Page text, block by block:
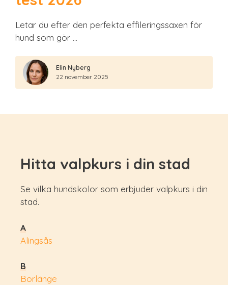
Letar du efter den perfekta effileringssaxen för
hund som gör …
Elin Nyberg
22 november 2025
Hitta valpkurs i din stad
Se vilka hundskolor som erbjuder valpkurs i din
stad.
A
Alingsås
B
Borlänge